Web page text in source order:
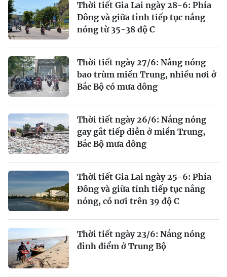
Thời tiết Gia Lai ngày 28-6: Phía
Đông và giữa tỉnh tiếp tục nắng
nóng từ 35-38 độ C
Thời tiết ngày 27/6: Nắng nóng
bao trùm miền Trung, nhiều nơi ở
Bắc Bộ có mưa dông
Thời tiết ngày 26/6: Nắng nóng
gay gắt tiếp diễn ở miền Trung,
Bắc Bộ mưa dông
Thời tiết Gia Lai ngày 25-6: Phía
Đông và giữa tỉnh tiếp tục nắng
nóng, có nơi trên 39 độ C
Thời tiết ngày 23/6: Nắng nóng
đỉnh điểm ở Trung Bộ